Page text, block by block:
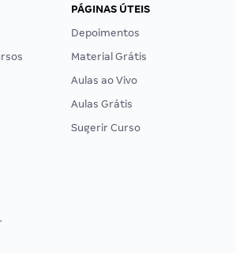
PÁGINAS ÚTEIS
Depoimentos
Material Grátis
Aulas ao Vivo
Aulas Grátis
Sugerir Curso